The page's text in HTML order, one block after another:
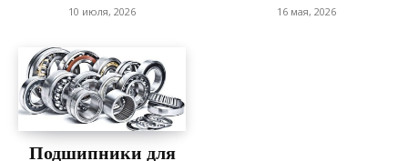
10 июля, 2026 16 мая, 2026
Подшипники для